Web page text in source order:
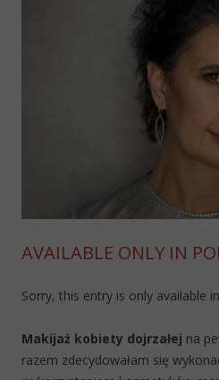
AVAILABLE ONLY IN
Sorry, this entry is only available in
Makijaż kobiety dojrzałej na
razem zdecydowałam się